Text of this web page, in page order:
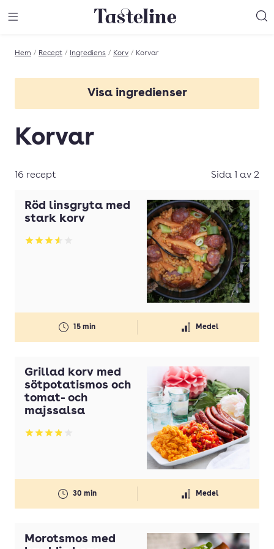
Till Tastelines startsida
Hem / Recept / Ingrediens / Korv / Korvar
Visa ingredienser
Chorizokorvar
Fläskkorv
Gustafskorv
Jägarkorv
Kryddiga korvar
Kycklingkorv
Lammkorv
Rökt korv
Korvar
16 recept Sida 1 av 2
Röd linsgryta med
stark korv
Betyg: 3.55 av 5
15 min Medel
Grillad korv med
sötpotatismos och
tomat- och
majssalsa
Betyg: 3.89 av 5
30 min Medel
Morotsmos med